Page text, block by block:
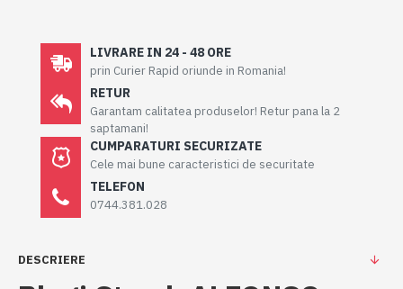
LIVRARE IN 24 - 48 ORE
prin Curier Rapid oriunde in Romania!
RETUR
Garantam calitatea produselor! Retur pana la 2
saptamani!
CUMPARATURI SECURIZATE
Cele mai bune caracteristici de securitate
TELEFON
0744.381.028
DESCRIERE